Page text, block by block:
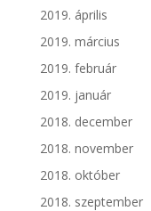
2019. április
2019. március
2019. február
2019. január
2018. december
2018. november
2018. október
2018. szeptember